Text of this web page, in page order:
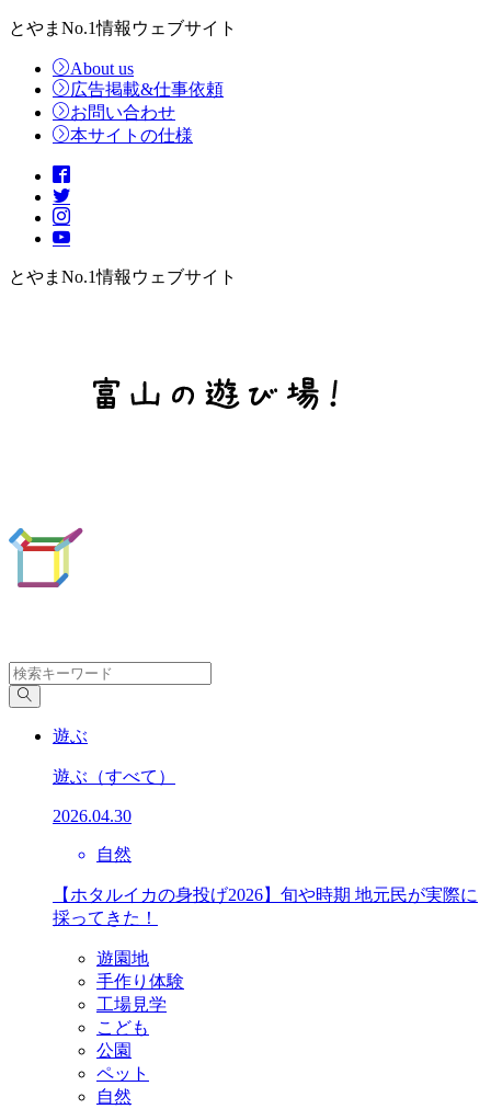
とやまNo.1情報ウェブサイト
About us
広告掲載&仕事依頼
お問い合わせ
本サイトの仕様
とやまNo.1情報ウェブサイト
遊ぶ
遊ぶ （すべて）
2026.04.30
自然
【ホタルイカの身投げ2026】旬や時期 地元民が実際に
採ってきた！
遊園地
手作り体験
工場見学
こども
公園
ペット
自然